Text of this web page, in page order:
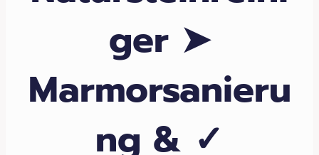
ger ➤
Marmorsanieru
ng & ✓